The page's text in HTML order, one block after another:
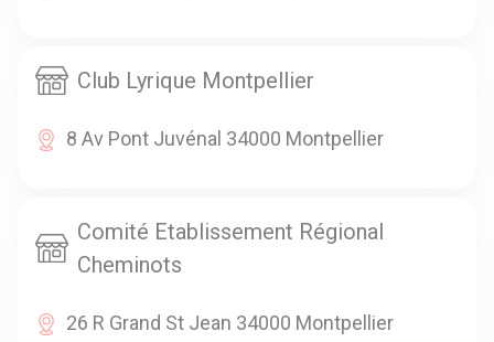
Club Lyrique Montpellier
8 Av Pont Juvénal 34000 Montpellier
Comité Etablissement Régional
Cheminots
26 R Grand St Jean 34000 Montpellier